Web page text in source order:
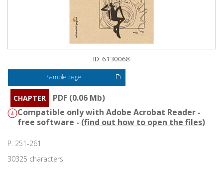
ID: 6130068
Sample page
CHAPTER
PDF (0.06 Mb)
Compatible only with Adobe Acrobat Reader -
free software - (find out how to open the files)
P. 251-261
30325 characters